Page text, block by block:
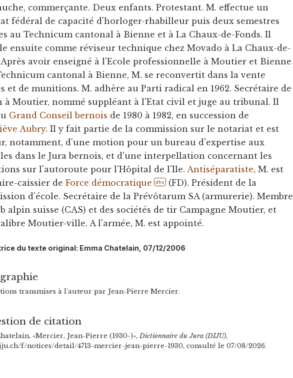
commerçante. Deux enfants. Protestant. M. effectue un
fédéral de capacité d'horloger-rhabilleur puis deux semestres
au Technicum cantonal à Bienne et à La Chaux-de-Fonds. Il
ensuite comme réviseur technique chez Movado à La Chaux-de-
Après avoir enseigné à l'Ecole professionnelle à Moutier et Bienne
cantonal à Bienne, M. se reconvertit dans la vente
et de munitions. M. adhère au Parti radical en 1962. Secrétaire de
à Moutier, nommé suppléant à l'Etat civil et juge au tribunal. Il
Grand Conseil bernois de 1980 à 1982, en succession de
Aubry. Il y fait partie de la commission sur le notariat et est
notamment, d'une motion pour un bureau d'expertise aux
dans le Jura bernois, et d'une interpellation concernant les
sur l'autoroute pour l'Hôpital de l'Ile.Antiséparatiste, M. est
caissier deForce démocratique dhs
(FD). Président de la
d'école. Secrétaire de la Prévôtarum SA (armurerie). Membre
alpin suisse (CAS) et des sociétés de tir Campagne Moutier, et
Moutier-ville. A l'armée, M. est appointé.
du texte original: Emma Chatelain, 07/12/2006
transmises à l'auteur par Jean-Pierre Mercier.
de citation
«Mercier, Jean-Pierre (1930-)»,Dictionnaire du Jura (DIJU),
f/notices/detail/4713-mercier-jean-pierre-1930, consulté le 07/08/2026.